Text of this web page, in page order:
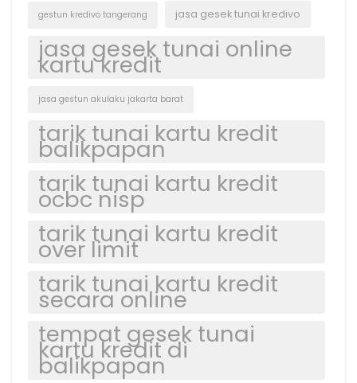
gestun kredivo tangerang jasa gesek tunai kredivo
jasa gesek tunai online
kartu kredit
jasa gestun akulaku jakarta barat
tarik tunai kartu kredit
balikpapan
tarik tunai kartu kredit
ocbc nisp
tarik tunai kartu kredit
over limit
tarik tunai kartu kredit
secara online
tempat gesek tunai
kartu kredit di
balikpapan